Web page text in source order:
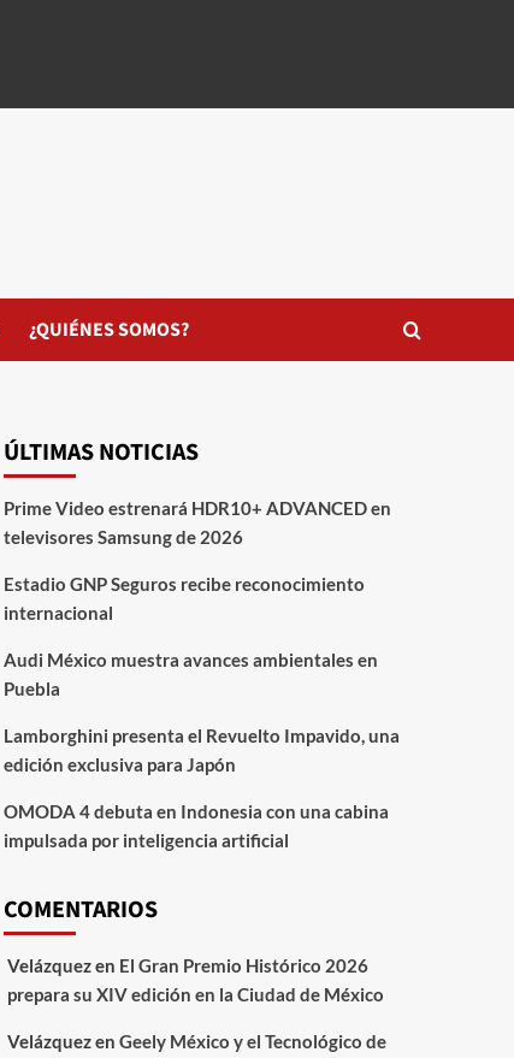
¿QUIÉNES SOMOS?
ÚLTIMAS NOTICIAS
Prime Video estrenará HDR10+ ADVANCED en
televisores Samsung de 2026
Estadio GNP Seguros recibe reconocimiento
internacional
Audi México muestra avances ambientales en
Puebla
Lamborghini presenta el Revuelto Impavido, una
edición exclusiva para Japón
OMODA 4 debuta en Indonesia con una cabina
impulsada por inteligencia artificial
COMENTARIOS
Velázquezen El Gran Premio Histórico 2026
prepara su XIV edición en la Ciudad de México
Velázquezen Geely México y el Tecnológico de